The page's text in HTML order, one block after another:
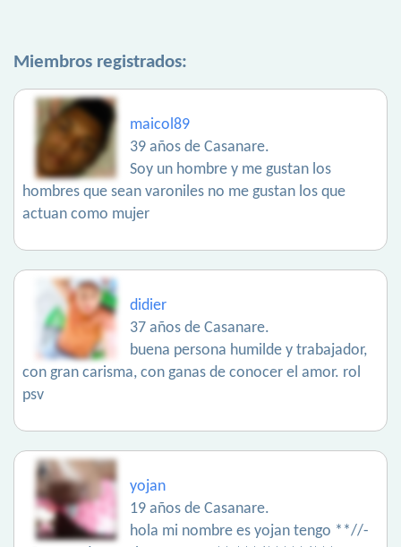
Miembros registrados:
maicol89
39 años de Casanare.
Soy un hombre y me gustan los
hombres que sean varoniles no me gustan los que
actuan como mujer
didier
37 años de Casanare.
buena persona humilde y trabajador,
con gran carisma, con ganas de conocer el amor. rol
psv
yojan
19 años de Casanare.
hola mi nombre es yojan tengo **//-